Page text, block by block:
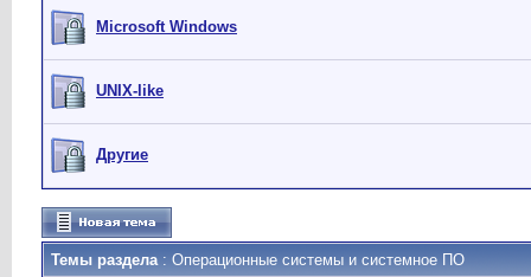
Microsoft Windows
UNIX-like
Другие
Темы раздела: Операционные системы и системное ПО